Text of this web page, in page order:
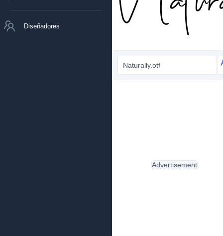
Diseñadores
Naturally.otf
Advertisement